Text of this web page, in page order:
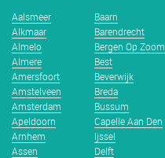
Aalsmeer
Alkmaar
Almelo
Almere
Amersfoort
Amstelveen
Amsterdam
Apeldoorn
Arnhem
Assen
Baarn
Barendrecht
Bergen Op Zoom
Best
Beverwijk
Breda
Bussum
Capelle Aan Den
Ijssel
Delft